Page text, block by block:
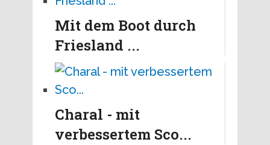
Mit dem Boot durch
Friesland ...
Charal - mit
verbessertem Sco...